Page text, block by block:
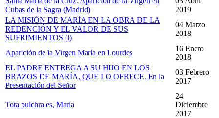
Cubas de la Sagra (Madrid)
2019
LA MISIÓN DE MARÍA EN LA OBRA DE LA
REDENCIÓN Y EL VALOR DE SUS
SUFRIMIENTOS (i)
04 Marzo
2018
Aparición de la Virgen María en Lourdes
16 Enero
2018
EL PADRE ENTREGA A SU HIJO EN LOS
BRAZOS DE MARÍA, QUE LO OFRECE. En la
Presentación del Señor
03 Febrero
2017
Tota pulchra es, Maria
24
Diciembre
2017